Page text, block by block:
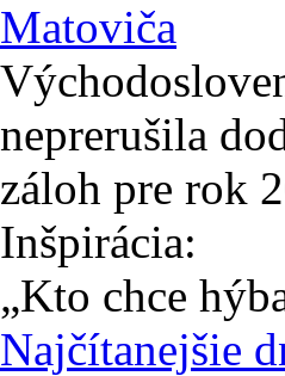
Matoviča
neprerušila
záloh pre rok
Inšpirácia:
„Kto chce
Najčítanejšie